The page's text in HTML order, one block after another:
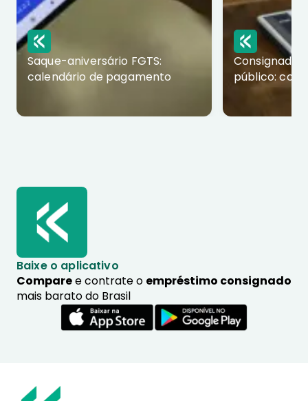
Saque-aniversário FGTS:
calendário de pagamento
Consignado
público:
Baixe o aplicativo
Comparee contrate o empréstimo consignado
mais barato do Brasil